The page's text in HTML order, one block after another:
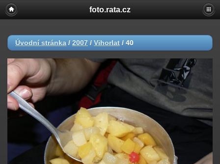
foto.rata.cz
Úvodní stránka / 2007 / Vihorlat / 40